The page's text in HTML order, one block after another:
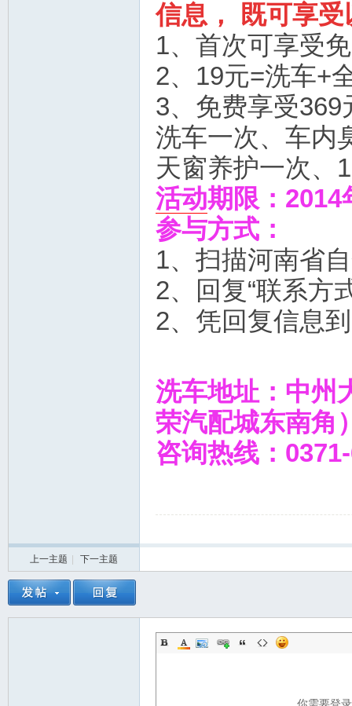
信息， 既可享
1、首次可享受
2、19元=洗车+
3、免费享受
洗车一次、车内
天窗养护一次、
活动期限：
参与方式：
1、扫描河南省
2、回复“联系方
2、凭回复信息
洗车地址：中州
荣汽配城东南角
咨询热线：
上一主题 下一主题